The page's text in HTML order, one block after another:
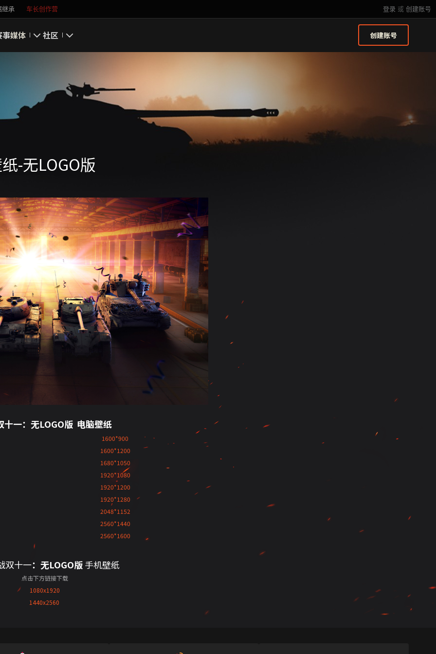
登录 或 创建账号
继承 车长创作营
事媒体
游戏音乐
万圣节
社区
搜索玩家
创建账号
-无LOGO版
十一：无LOGO版 电脑壁纸
1600*900
1600*1200
1680*1050
1920*1080
1920*1200
1920*1280
2048*1152
2560*1440
2560*1600
双十一：无LOGO版手机壁纸
点击下方链接下载
1080x1920
1440x2560